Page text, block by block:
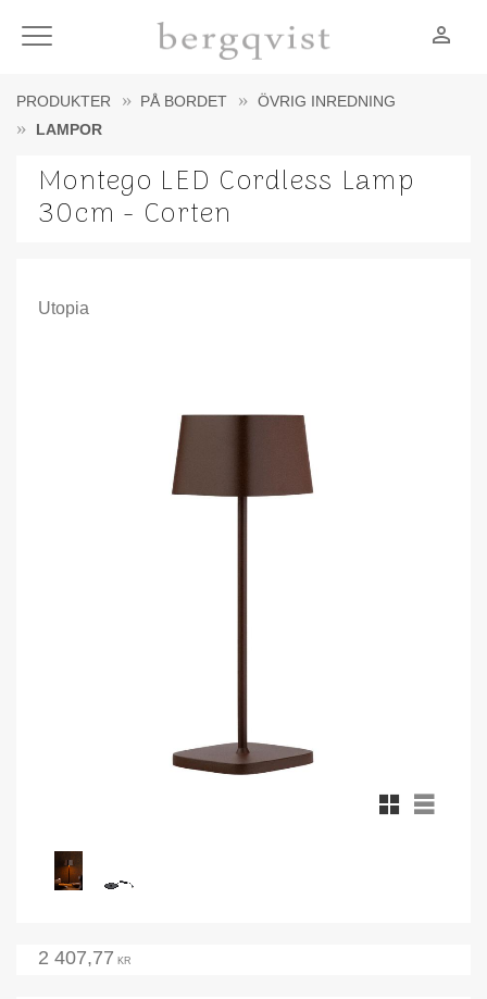
Meny person_outline
PRODUKTER PÅ BORDET
ÖVRIG INREDNING
LAMPOR
Montego LED Cordless Lamp
30cm - Corten
Utopia
Rutnätsvy
Listvy
2 407,77 KR